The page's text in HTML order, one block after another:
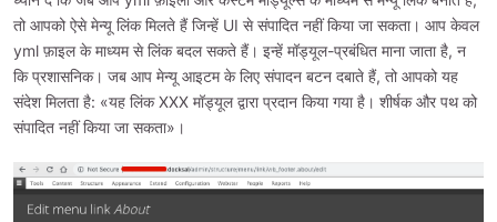
तो आपको ऐसे मेन्यू लिंक मिलते हैं जिन्हें UI से संपादित नहीं किया जा सकता। आप केवल
yml फ़ाइल के माध्यम से लिंक बदल सकते हैं। इन्हें मॉड्यूल-प्रबंधित माना जाता है, न
कि प्रशासनिक। जब आप मेन्यू आइटम के लिए संपादन बटन दबाते हैं, तो आपको यह
संदेश मिलता है: «यह लिंक XXX मॉड्यूल द्वारा प्रदान किया गया है। शीर्षक और पथ को
संपादित नहीं किया जा सकता»।